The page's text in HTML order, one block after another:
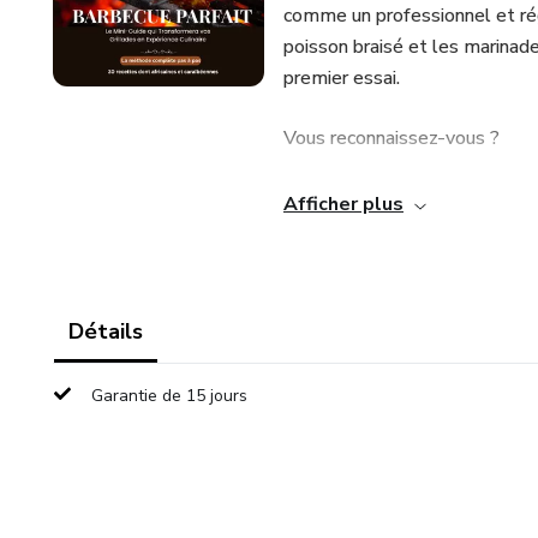
comme un professionnel et
poisson braisé et les
premier essai.
Vous reconnaissez-vous ?
1. "Mon poulet est toujours
Afficher plus
Détails
Garantie de 15 jours